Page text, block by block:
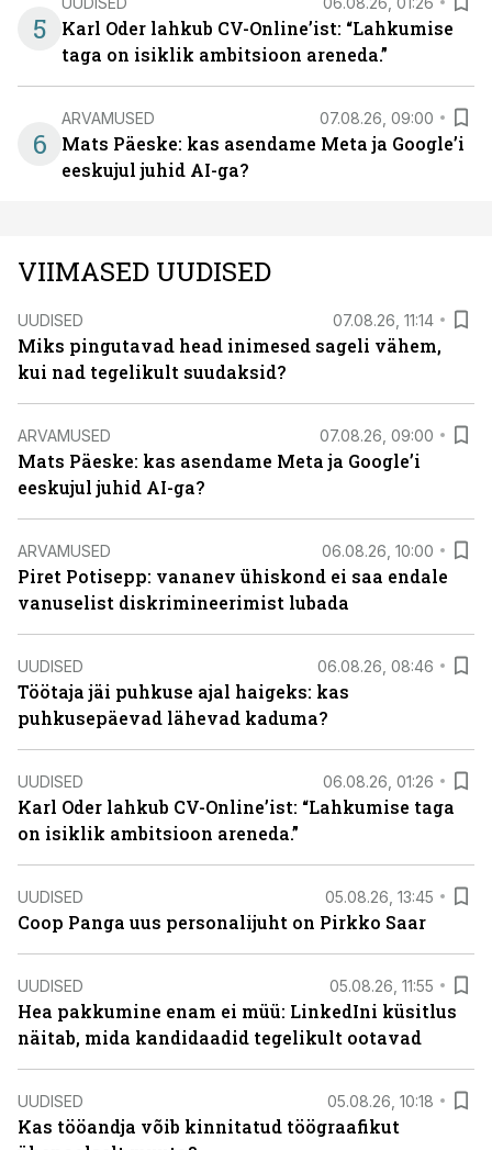
5
Karl Oder lahkub CV-Online’ist: “Lahkumise
taga on isiklik ambitsioon areneda.”
6
ARVAMUSED 07.08.26, 09:00
Mats Päeske: kas asendame Meta ja Google’i
eeskujul juhid AI-ga?
VIIMASED UUDISED
UUDISED 07.08.26, 11:14
Miks pingutavad head inimesed sageli vähem,
kui nad tegelikult suudaksid?
ARVAMUSED 07.08.26, 09:00
Mats Päeske: kas asendame Meta ja Google’i
eeskujul juhid AI-ga?
ARVAMUSED 06.08.26, 10:00
Piret Potisepp: vananev ühiskond ei saa endale
vanuselist diskrimineerimist lubada
UUDISED 06.08.26, 08:46
Töötaja jäi puhkuse ajal haigeks: kas
puhkusepäevad lähevad kaduma?
UUDISED 06.08.26, 01:26
Karl Oder lahkub CV-Online’ist: “Lahkumise taga
on isiklik ambitsioon areneda.”
UUDISED 05.08.26, 13:45
Coop Panga uus personalijuht on Pirkko Saar
UUDISED 05.08.26, 11:55
Hea pakkumine enam ei müü: LinkedIni küsitlus
näitab, mida kandidaadid tegelikult ootavad
UUDISED 05.08.26, 10:18
Kas tööandja võib kinnitatud töögraafikut